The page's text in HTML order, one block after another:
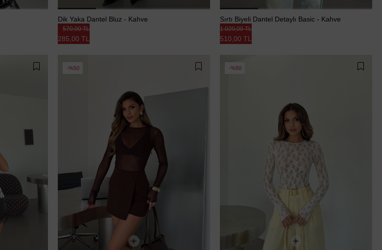
Dik Yaka Dantel Bluz - Kahve
285,00 TL
570,00 TL
Sırtı Biyeli Dantel Detaylı Basic - Kahve
510,00 TL
1.020,00 TL
%50 %50